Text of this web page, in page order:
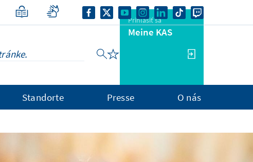
Prihlásiť sa
Meine KAS
Standorte Presse O nás